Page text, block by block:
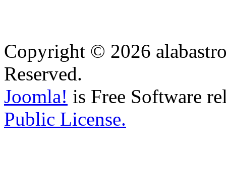
Copyright © 2026
Reserved.
Joomla! is Free Software
Public License.